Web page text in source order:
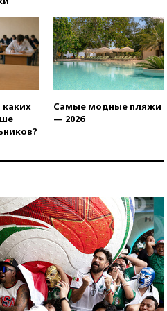
17:50
Миронов призвал снять
«Яблоко» с выборов в Госдуму
17:45
Правительство получит
«золотую акцию» в
управлении аэропортом
Шереметьево
17:35
Шесть человек
пострадали при ударе ВСУ по
автобусу в Запорожской
ограничения
17:17Власти РФ помогут
пострадавшему от атак на
склады Wildberries бизнесу
16:55Экс-директору Popcorn
Books запросили четыре года
условно
Самые модные пляжи
— 2026